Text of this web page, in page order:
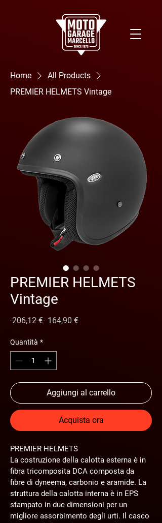
Home
All Products
PREMIER HELMETS Vintage
PREMIER HELMETS
Vintage
206,12 € Prezzo
164,90 €Prezzo
Quantità *
Aggiungi al carrello
Acquista ora
PREMIER HELMETS
La costruzione della calotta esterna è in
fibra tricomposita DCA composta da
fibre di dyneema, carbonio e aramide. La
struttura della calotta interna è in EPS
stampato in due dimensioni per un
migliore assorbimento degli urti. Il casco